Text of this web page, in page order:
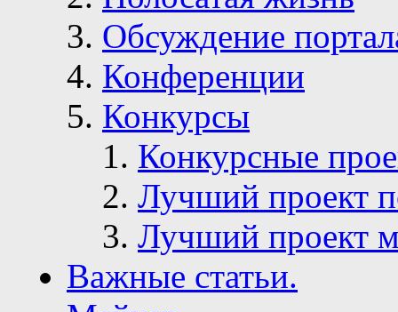
Обсуждение
Конференции
Конкурсы
Конкурсные
Лучший проект
Лучший проект
Важные статьи.